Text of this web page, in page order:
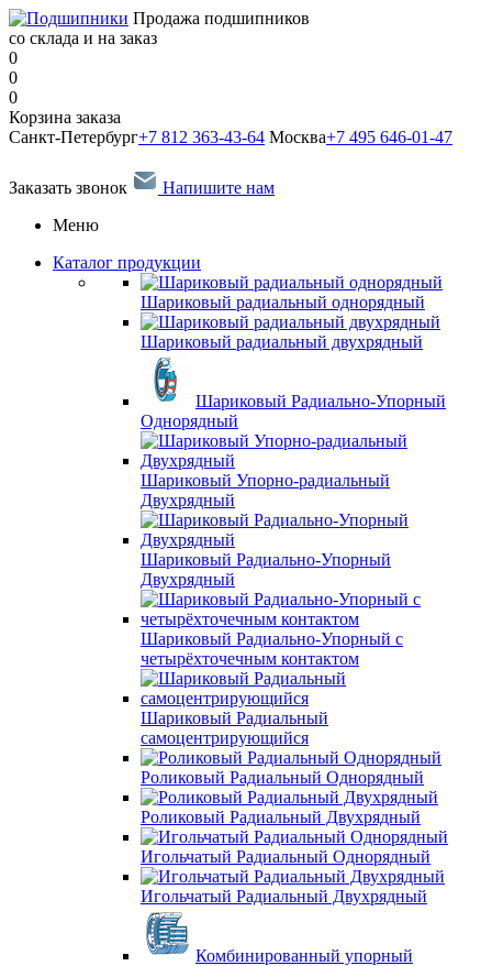
Продажа подшипников
со склада и на заказ
0
0
0
Корзина заказа
Санкт-Петербург+7 812 363-43-64 Москва+7 495 646-01-47
Заказать звонок
Напишите нам
Меню
Каталог продукции
Шариковый радиальный однорядный
Шариковый радиальный двухрядный
Шариковый Радиально-Упорный
Однорядный
Шариковый Упорно-радиальный
Двухрядный
Шариковый Радиально-Упорный
Двухрядный
Шариковый Радиально-Упорный с
четырёхточечным контактом
Шариковый Радиальный
самоцентрирующийся
Роликовый Радиальный Однорядный
Роликовый Радиальный Двухрядный
Игольчатый Радиальный Однорядный
Игольчатый Радиальный Двухрядный
Комбинированный упорный